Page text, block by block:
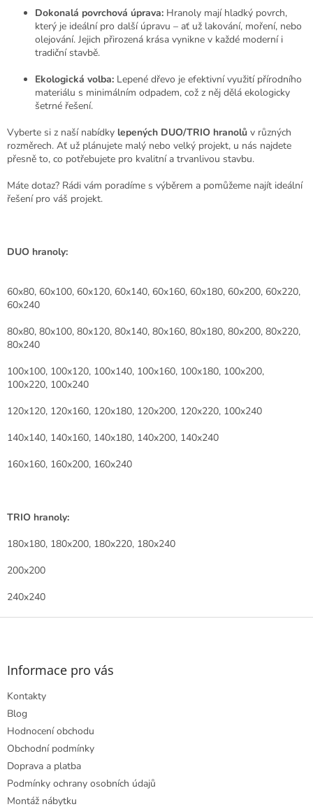
Dokonalá povrchová úprava: Hranoly mají hladký povrch,
který je ideální pro další úpravu – ať už lakování, moření, nebo
olejování. Jejich přirozená krása vynikne v každé moderní i
tradiční stavbě.
Ekologická volba: Lepené dřevo je efektivní využití přírodního
materiálu s minimálním odpadem, což z něj dělá ekologicky
šetrné řešení.
Vyberte si z naší nabídky lepených DUO/TRIO hranolů v různých
rozměrech. Ať už plánujete malý nebo velký projekt, u nás najdete
přesně to, co potřebujete pro kvalitní a trvanlivou stavbu.
Máte dotaz? Rádi vám poradíme s výběrem a pomůžeme najít ideální
řešení pro váš projekt.
DUO hranoly:
60x80, 60x100, 60x120, 60x140, 60x160, 60x180, 60x200, 60x220,
60x240
80x80, 80x100, 80x120, 80x140, 80x160, 80x180, 80x200, 80x220,
80x240
100x100, 100x120, 100x140, 100x160, 100x180, 100x200,
100x220, 100x240
120x120, 120x160, 120x180, 120x200, 120x220, 100x240
140x140, 140x160, 140x180, 140x200, 140x240
160x160, 160x200, 160x240
TRIO hranoly:
180x180, 180x200, 180x220, 180x240
200x200
240x240
Z
Informace pro vás
Kontakty
Blog
Hodnocení obchodu
Obchodní podmínky
Doprava a platba
Podmínky ochrany osobních údajů
Montáž nábytku